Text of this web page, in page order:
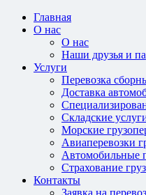
Главная
О нас
О нас
Наши друзья и
Услуги
Перевозка
Доставка
Складские
Морские
Авиаперевозки
Автомобильные
Страхование
Контакты
Заявка на